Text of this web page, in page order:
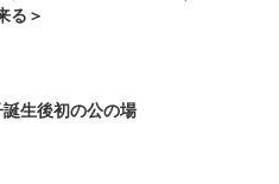
る＞
生後初の公の場